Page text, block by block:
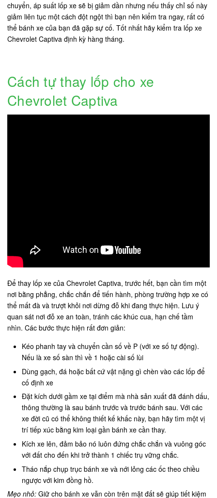
chuyển, áp suất lốp xe sẽ bị giảm dần nhưng nếu thấy chỉ số này
giảm liên tục một cách đột ngột thì bạn nên kiểm tra ngay, rất có
thể bánh xe của bạn đã gặp sự cố. Tốt nhất hãy kiểm tra lốp xe
Chevrolet Captiva định kỳ hàng tháng.
Cách tự thay lốp cho xe
Chevrolet Captiva
Để thay lốp xe của Chevrolet Captiva, trước hết, bạn cần tìm một
nơi bằng phẳng, chắc chắn để tiến hành, phòng trường hợp xe có
thể mất đà và trượt khỏi nơi dừng đỗ khi đang thực hiện. Lưu ý
quan sát nơi đỗ xe an toàn, tránh các khúc cua, hạn chế tầm
nhìn. Các bước thực hiện rất đơn giản:
Kéo phanh tay và chuyển cần số về P (với xe số tự động).
Nếu là xe số sàn thì về 1 hoặc cài số lùi
Dùng gạch, đá hoặc bất cứ vật nặng gì chèn vào các lốp để
cố định xe
Đặt kích dưới gầm xe tại điểm mà nhà sản xuất đã đánh dấu,
thông thường là sau bánh trước và trước bánh sau. Với các
xe đời cũ có thể không thiết kế khấc này, bạn hãy tìm một vị
trí tiếp xúc bằng kim loại gần bánh xe cần thay.
Kích xe lên, đảm bảo nó luôn đứng chắc chắn và vuông góc
với đất cho đến khi trở thành 1 chiếc trụ vững chắc.
Tháo nắp chụp trục bánh xe và nới lỏng các ốc theo chiều
ngược với kim đồng hồ.
Mẹo nhỏ: Giữ cho bánh xe vẫn còn trên mặt đất sẽ giúp tiết kiệm